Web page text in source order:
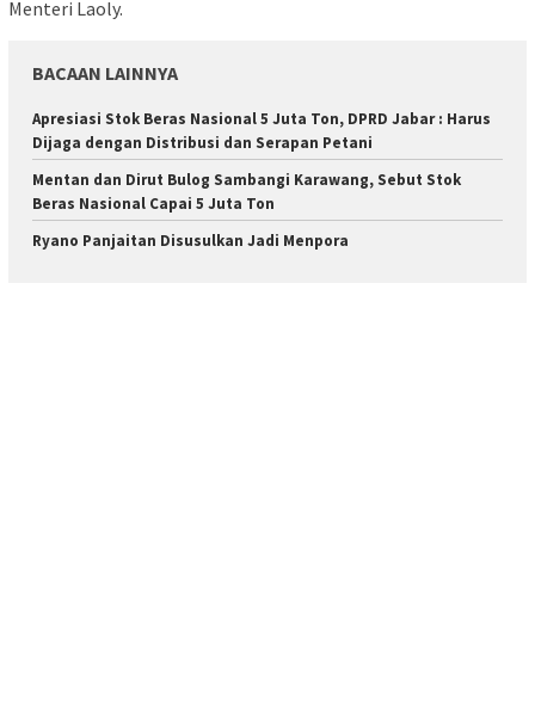
Menteri Laoly.
BACAAN LAINNYA
Apresiasi Stok Beras Nasional 5 Juta Ton, DPRD Jabar : Harus
Dijaga dengan Distribusi dan Serapan Petani
Mentan dan Dirut Bulog Sambangi Karawang, Sebut Stok
Beras Nasional Capai 5 Juta Ton
Ryano Panjaitan Disusulkan Jadi Menpora